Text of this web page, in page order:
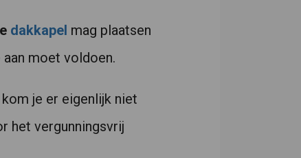
dakkapel mag plaatsen
moet voldoen.
je er eigenlijk niet
het vergunningsvrij